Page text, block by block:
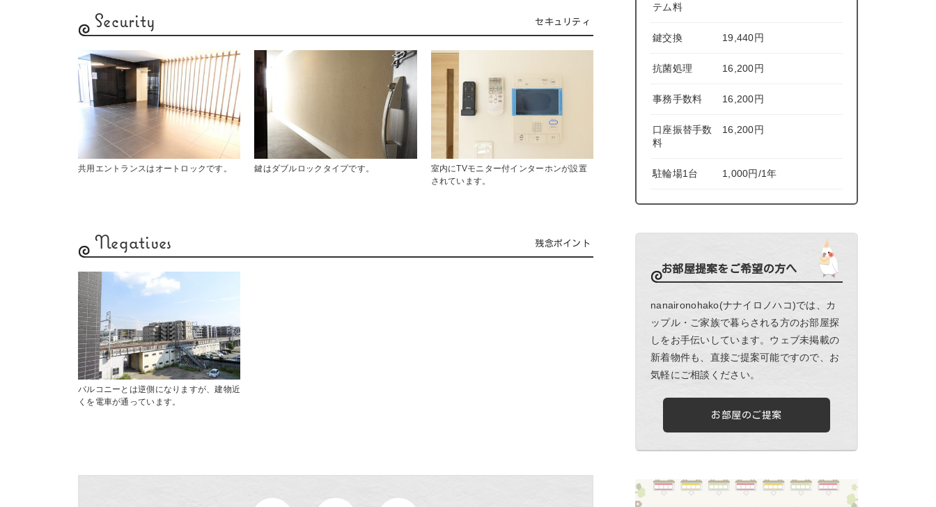
Security セキュリティ
共用エントランスはオートロックです。 鍵はダブルロックタイプです。
室内にTVモニター付インターホンが設置
されています。
Negatives 残念ポイント
バルコニーとは逆側になりますが、建物近
くを電車が通っています。
テム料
鍵交換 19,440円
抗菌処理 16,200円
事務手数料 16,200円
口座振替手数
料
16,200円
駐輪場1台 1,000円/1年
お部屋提案をご希望の方へ
nanaironohako(ナナイロノハコ)では、カ
ップル・ご家族で暮らされる方のお部屋探
しをお手伝いしています。ウェブ未掲載の
新着物件も、直接ご提案可能ですので、お
気軽にご相談ください。
お部屋のご提案